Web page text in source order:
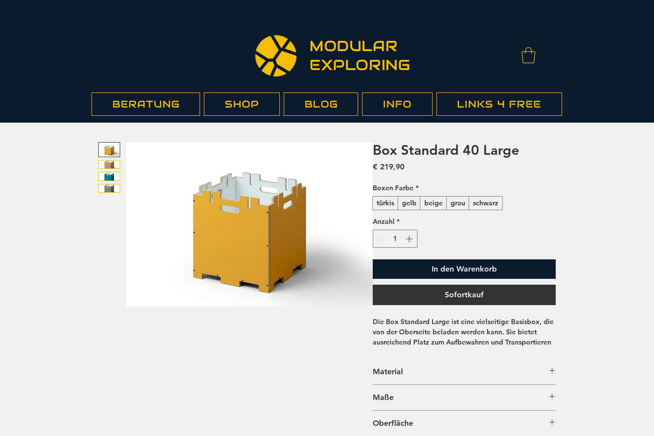
MODULAR
EXPLORING
BERATUNG SHOP BLOG INFO LINKS 4 FREE
Box Standard 40 Large
€ 219,90Preis
Boxen Farbe *
türkis
gelb beige grau schwarz
Anzahl *
In den Warenkorb
Sofortkauf
Die Box Standard Large ist eine vielseitige Basisbox, die
von der Oberseite beladen werden kann. Sie bietet
ausreichend Platz zum Aufbewahren und Transportieren
Box ist perfekt für diese Aufgabe. Seine robuste
Konstruktion sorgt dafür, dass Ihre Gegenstände
während des Transports sicher und geschützt bleiben.
Material
Maße
Oberfläche